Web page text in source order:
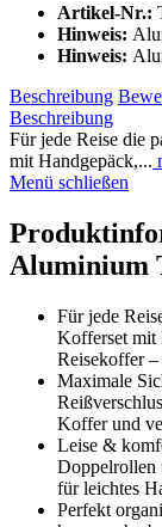
Artikel-Nr.:
Hinweis:
Hinweis:
Beschreibung
Beschreibung
Für jede Reise die
mit Handgepäck,...
Menü schließen
Aluminium
Für jede
Kofferset mit
Reisekoffer
Maximale
Koffer und
Leise &
Doppelrollen
für leichtes
Perfekt